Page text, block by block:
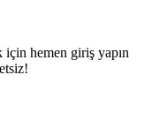
için hemen giriş yapın